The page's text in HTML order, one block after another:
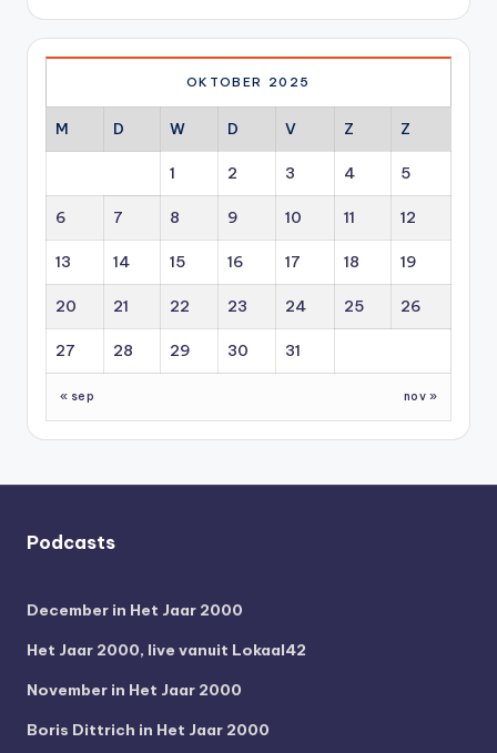
OKTOBER 2025
M D W D V Z Z
1 2 3 4 5
6 7 8 9 10 11 12
13 14 15 16 17 18 19
20 21 22 23 24 25 26
27 28 29 30 31
« sep nov »
Podcasts
December in Het Jaar 2000
Het Jaar 2000, live vanuit Lokaal42
November in Het Jaar 2000
Boris Dittrich in Het Jaar 2000